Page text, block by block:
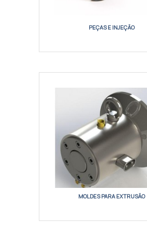
PEÇAS E INJEÇÃO
MOLDES PARA EXTRUSÃO